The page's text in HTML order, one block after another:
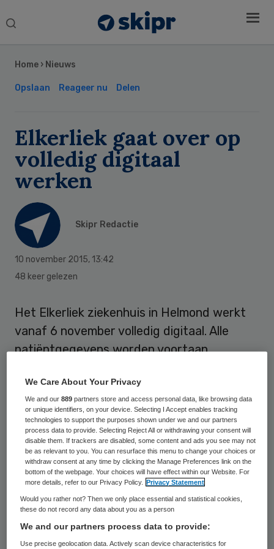
Search
Home › Nieuws
Opslaan Reageer nu Delen
Elkerliek gaat over op
volledig digitaal
werken
Skipr Redactie
10 november 2015, 13:42
48 keer gelezen
Het Elkerliek ziekenhuis in Helmond werkt
vanaf 6 november volledig digitaal. Alle
patiëntgegevens worden voortaan
patiëntendossier (EPD). Als eerste
Nederlandse ziekenhuis krijgt het Elkerliek
ook digitale informatie uit de ambulance.
Van tientallen verschillende
computerprogramma’s is het Elkerliek
overgestapt naar één geïntegreerd
totaalsysteem. Het ziekenhuis heeft
gekozen voorHealthcare Information X-
change (HiX)van leverancier Chipsoft.
Sidebar
We Care About Your Privacy
We and our889 partners store and access personal data, like browsing data
or unique identifiers, on your device. Selecting I Accept enables tracking
technologies to support the purposes shown under we and our partners
process data to provide. Selecting Reject All or withdrawing your consent will
disable them. If trackers are disabled, some content and ads you see may not
be as relevant to you. You can resurface this menu to change your choices or
withdraw consent at any time by clicking the Manage Preferences link on the
bottom of the webpage. Your choices will have effect within our Website. For
more details, refer to our Privacy Policy.
Privacy Statement
Would you rather not? Then we only place essential and statistical cookies,
these do not record any data about you as a person
We and our partners process data to provide:
Use precise geolocation data. Actively scan device characteristics for